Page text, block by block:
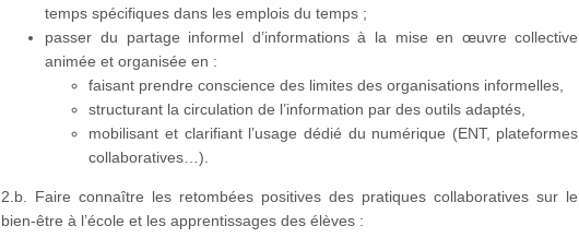
temps spécifiques dans les emplois du temps ;
passer du partage informel d’informations à la mise en œuvre collective
animée et organisée en :
faisant prendre conscience des limites des organisations informelles,
structurant la circulation de l’information par des outils adaptés,
mobilisant et clarifiant l’usage dédié du numérique (ENT, plateformes
collaboratives…).
2.b. Faire connaître les retombées positives des pratiques collaboratives sur le
bien-être à l’école et les apprentissages des élèves :